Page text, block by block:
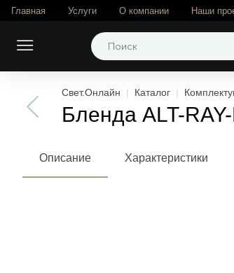
Главная Услуги О компании Наши
Свет.Онлайн Каталог
Бленда ALT-
Описание Характеристики